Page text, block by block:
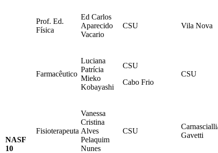
NASF
10
Prof. Ed.
Física
Ed Carlos
Aparecido
Vacario
CSU Vila Nova
Farmacêutico
Luciana
Patrícia
Mieko
Kobayashi
CSU
Cabo Frio
CSU
Fisioterapeuta
Vanessa
Cristina
Alves
Pelaquim
Nunes
CSU
Gavetti